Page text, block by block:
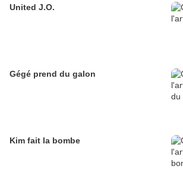
United J.O.
Gégé prend du galon
Kim fait la bombe